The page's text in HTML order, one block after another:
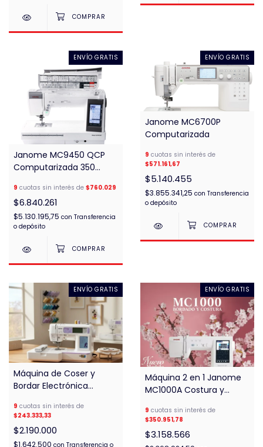
ENVÍO GRATIS
Janome MC9450 QCP
Computarizada 350
9 cuotas sin interés de $760.029
$6.840.261
$5.130.195,75 con Transferencia
o depósito
ENVÍO GRATIS
Janome MC6700P
Computarizada
9 cuotas sin interés de
$571.161,67
$5.140.455
$3.855.341,25 con Transferencia
o depósito
ENVÍO GRATIS
Máquina de Coser y
Bordar Electrónica
9 cuotas sin interés de
$243.333,33
$2.190.000
$1.642.500 con Transferencia o
ENVÍO GRATIS
Máquina 2 en 1 Janome
MC1000A Costura y
9 cuotas sin interés de
$350.951,78
$3.158.566